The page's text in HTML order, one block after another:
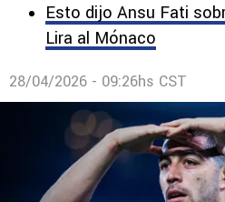
Esto dijo Ansu Fati
Lira al Mónaco
28/04/2026 - 09:26hs CST